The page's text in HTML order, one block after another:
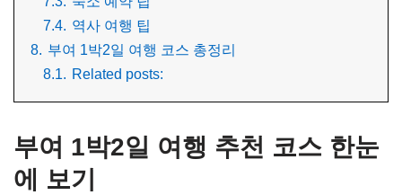
7.4. 역사 여행 팁
8. 부여 1박2일 여행 코스 총정리
8.1. Related posts:
부여 1박2일 여행 추천 코스 한눈
에 보기